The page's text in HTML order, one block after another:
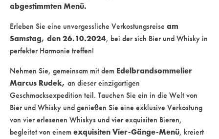
abgestimmten Menü.
Erleben Sie eine unvergessliche Verkostungsreise am
Samstag, den 26.10.2024, bei der sich Bier und Whisky in
perfekter Harmonie treffen!
Nehmen Sie, gemeinsam mit dem Edelbrandsommelier
Marcus Rudek, an dieser einzigartigen
Geschmacksexpedition teil. Tauchen Sie ein in die Welt von
Bier und Whisky und genießen Sie eine exklusive Verkostung
von vier erlesenen Whiskys und vier exquisiten Bieren,
begleitet von einem exquisiten Vier-Gänge-Menü, kreiert